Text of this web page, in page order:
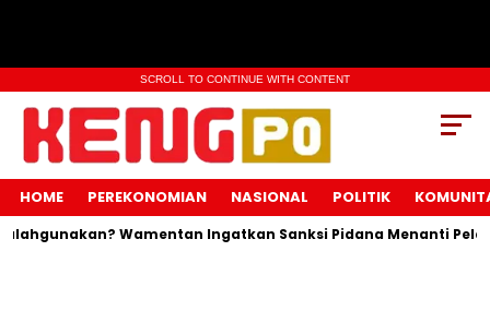
SCROLL TO CONTINUE WITH CONTENT
HOME PEREKONOMIAN NASIONAL POLITIK
Wamentan Ingatkan Sanksi Pidana Menanti